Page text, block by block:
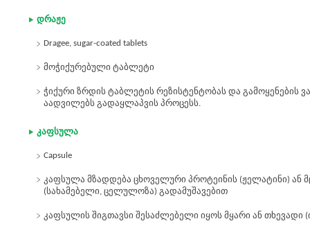
დრაჟე
Dragee, sugar-coated tablets
მოჭიქურებული ტაბლეტი
ჭიქური ზრდის ტაბლეტის რეზისტენტობას და გამოყენების
აადვილებს გადაყლაპვის პროცესს.
კაფსულა
Capsule
კაფსულა მზადდება ცხოველური პროტეინის (ჟელატინი) ან
(სახამებელი, ცელულოზა) გადამუშავებით
კაფსულის შიგთავსი შესაძლებელი იყოს მყარი ან თხევადი